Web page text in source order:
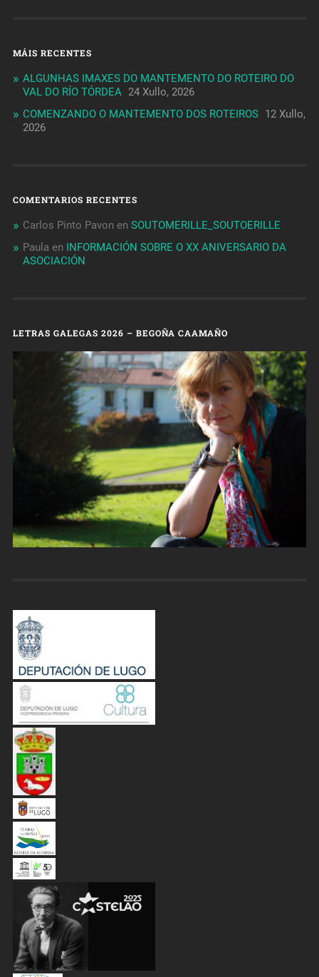
MÁIS RECENTES
ALGUNHAS IMAXES DO MANTEMENTO DO ROTEIRO DO
VAL DO RÍO TÓRDEA 24 Xullo, 2026
COMENZANDO O MANTEMENTO DOS ROTEIROS 12 Xullo,
2026
COMENTARIOS RECENTES
Carlos Pinto Pavon en SOUTOMERILLE_SOUTOERILLE
Paula en INFORMACIÓN SOBRE O XX ANIVERSARIO DA
ASOCIACIÓN
LETRAS GALEGAS 2026 – BEGOÑA CAAMAÑO